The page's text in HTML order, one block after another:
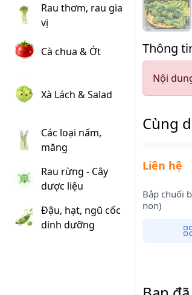
Rau thơm, rau gia
vị
Cà chua & Ớt
Xà Lách & Salad
Các loại nấm,
măng
Rau rừng - Cây
dược liệu
Đậu, hạt, ngũ cốc
dinh dưỡng
Thông
Nội
Cùng
Liên hệ
Bắp chuối
non)